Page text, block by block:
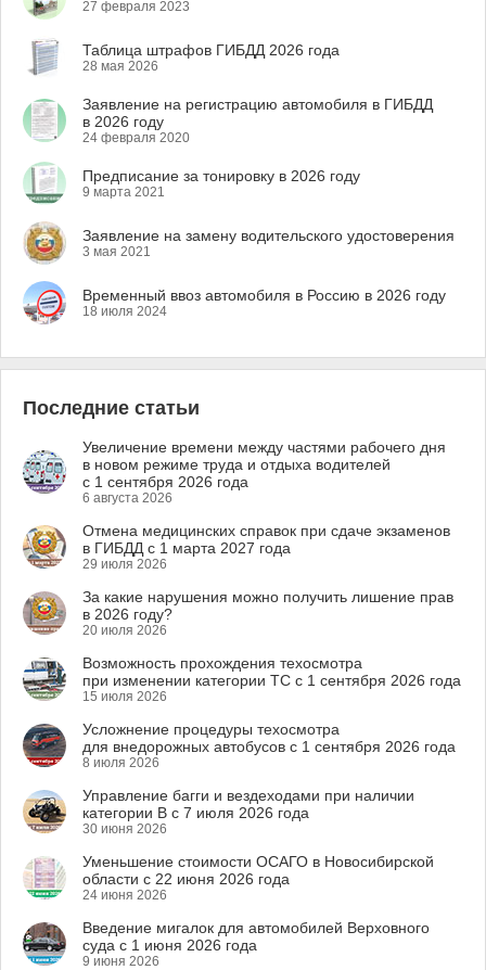
27 февраля 2023
Таблица штрафов ГИБДД 2026 года
28 мая 2026
Заявление на регистрацию автомобиля в ГИБДД
в 2026 году
24 февраля 2020
Предписание за тонировку в 2026 году
9 марта 2021
Заявление на замену водительского удостоверения
3 мая 2021
Временный ввоз автомобиля в Россию в 2026 году
18 июля 2024
Последние статьи
Увеличение времени между частями рабочего дня
в новом режиме труда и отдыха водителей
с 1 сентября 2026 года
6 августа 2026
Отмена медицинских справок при сдаче экзаменов
в ГИБДД с 1 марта 2027 года
29 июля 2026
За какие нарушения можно получить лишение прав
в 2026 году?
20 июля 2026
Возможность прохождения техосмотра
при изменении категории ТС с 1 сентября 2026 года
15 июля 2026
Усложнение процедуры техосмотра
для внедорожных автобусов с 1 сентября 2026 года
8 июля 2026
Управление багги и вездеходами при наличии
категории B с 7 июля 2026 года
30 июня 2026
Уменьшение стоимости ОСАГО в Новосибирской
области с 22 июня 2026 года
24 июня 2026
Введение мигалок для автомобилей Верховного
суда с 1 июня 2026 года
9 июня 2026